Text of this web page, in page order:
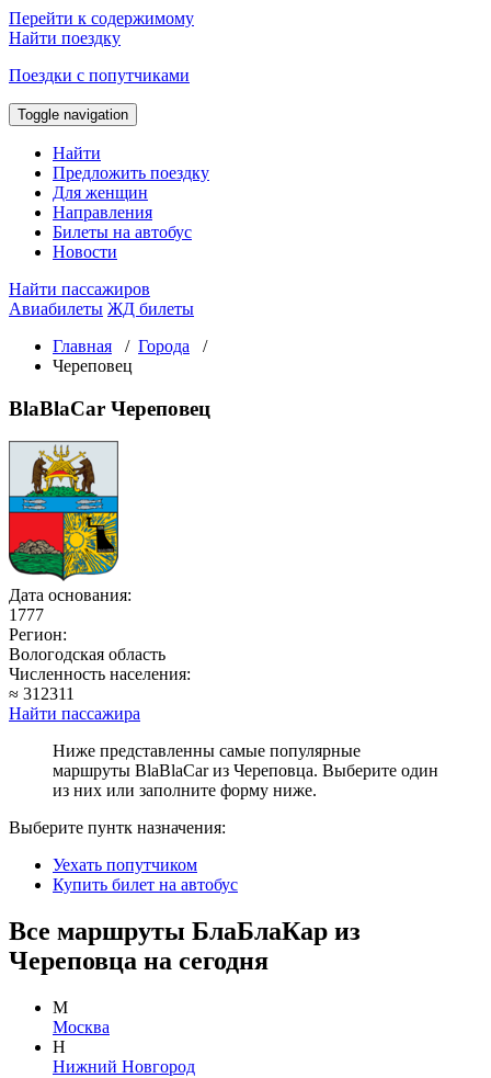
Перейти к содержимому
Найти поездку
Поездки с попутчиками
Toggle navigation
Найти
Предложить поездку
Для женщин
Направления
Билеты на автобус
Новости
Найти пассажиров
Авиабилеты ЖД билеты
Главная / Города /
Череповец
BlaBlaCar Череповец
Дата основания:
1777
Регион:
Вологодская область
Численность населения:
≈ 312311
Найти пассажира
Ниже представленны самые популярные
маршруты BlaBlaCar из Череповца. Выберите один
из них или заполните форму ниже.
Выберите пунтк назначения:
Уехать попутчиком
Купить билет на автобус
Все маршруты БлаБлаКар из
Череповца на сегодня
М
Москва
Н
Нижний Новгород